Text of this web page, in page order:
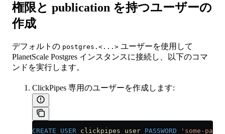
権限と publication を持つユーザーの
作成
デフォルトの postgres.<...> ユーザーを使用して
PlanetScale Postgres インスタンスに接続し、以下のコマ
ンドを実行します。
ClickPipes 専用のユーザーを作成します:
CREATE USER clickpipes_user PASSWORD 'some-